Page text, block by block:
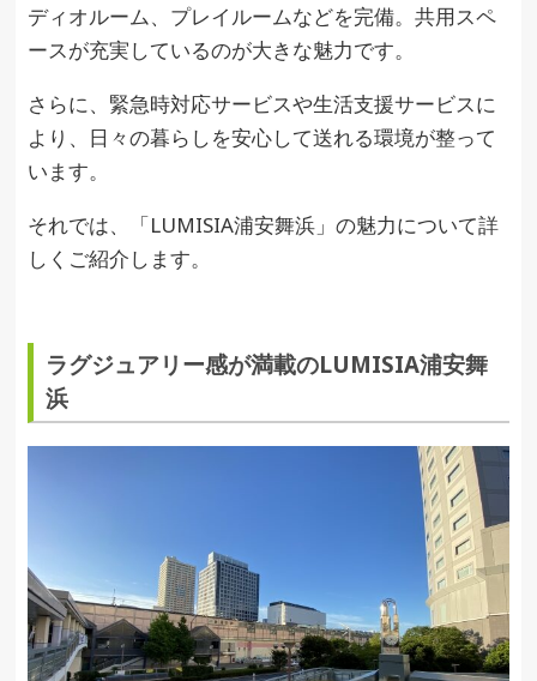
ディオルーム、プレイルームなどを完備。共用スペ
ースが充実しているのが大きな魅力です。
さらに、緊急時対応サービスや生活支援サービスに
より、日々の暮らしを安心して送れる環境が整って
います。
それでは、「LUMISIA浦安舞浜」の魅力について詳
しくご紹介します。
ラグジュアリー感が満載のLUMISIA浦安舞
浜